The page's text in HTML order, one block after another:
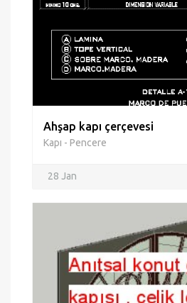
Ahşap kapı çerçevesi
Kapı - Pencere
28 Jan